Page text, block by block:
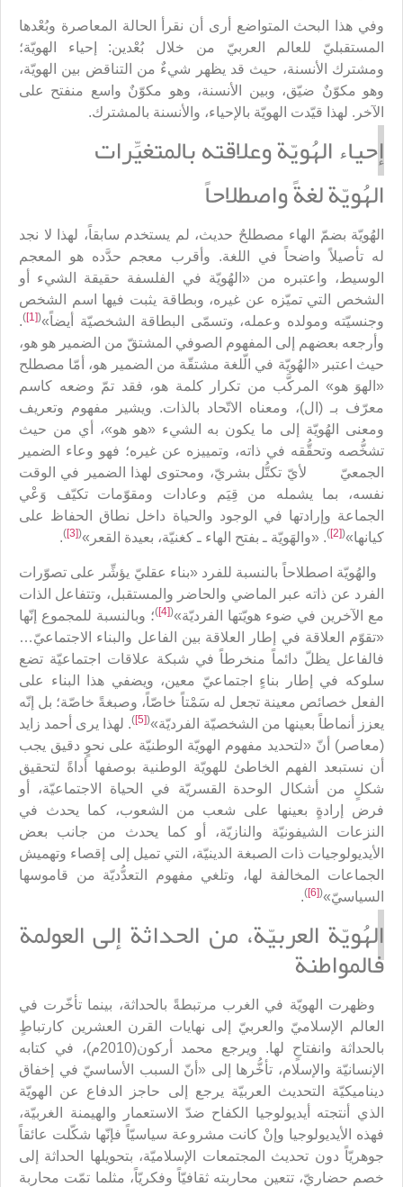
وفي هذا البحث المتواضع أرى أن نقرأ الحالة المعاصرة وبُعْدها
المستقبليّ للعالم العربيّ من خلال بُعْدين: إحياء الهويّة؛
ومشترك الأنسنة، حيث قد يظهر شيءٌ من التناقض بين الهويّة،
وهو مكوّنٌ ضيّق، وبين الأنسنة، وهو مكوّنٌ واسع منفتح على
الآخر. لهذا قيّدت الهويّة بالإحياء، والأنسنة بالمشترك.
إحياء الهُويّة وعلاقته بالمتغيِّرات
الهُويّة لغةً واصطلاحاً
الهُويّة بضمّ الهاء مصطلحٌ حديث، لم يستخدم سابقاً، لهذا لا نجد
له تأصيلاً واضحاً في اللغة. وأقرب معجم حدَّده هو المعجم
الوسيط، واعتبره من «الهُويّة في الفلسفة حقيقة الشيء أو
الشخص التي تميّزه عن غيره، وبطاقة يثبت فيها اسم الشخص
وجنسيّته ومولده وعمله، وتسمّى البطاقة الشخصيّة أيضاً»(
[1]
)
.
وأرجعه بعضهم إلى المفهوم الصوفي المشتقّ من الضمير هو هو،
حيث اعتبر «الهُويّة في الّلغة مشتقّة من الضمير هو، أمّا مصطلح
«الهوَ هو» المركَّب من تكرار كلمة هو، فقد تمّ وضعه كاسم
معرّف بـ (ال)، ومعناه الاتّحاد بالذات. ويشير مفهوم وتعريف
ومعنى الهُويّة إلى ما يكون به الشيء «هو هو»، أي من حيث
تشخُّصه وتحقُّقه في ذاته، وتمييزه عن غيره؛ فهو وعاء الضمير
الجمعيّ لأيّ تكتُّل بشريّ، ومحتوى لهذا الضمير في الوقت
نفسه، بما يشمله من قِيَم وعادات ومقوّمات تكيّف وَعْي
الجماعة وإرادتها في الوجود والحياة داخل نطاق الحفاظ على
كيانها»(
[2]
). «والهَويّة ـ بفتح الهاء ـ كغنيّة، بعيدة القعر»(
[3]
)
.
والهُويّة اصطلاحاً بالنسبة للفرد «بناء عقليّ يؤشِّر على تصوّرات
الفرد عن ذاته عبر الماضي والحاضر والمستقبل، وتتفاعل الذات
مع الآخرين في ضوء هويّتها الفرديّة»(
[4]
)؛ وبالنسبة للمجموع إنّها
«تقوّم العلاقة في إطار العلاقة بين الفاعل والبناء الاجتماعيّ…
فالفاعل يظلّ دائماً منخرطاً في شبكة علاقات اجتماعيّة تضع
سلوكه في إطار بناءٍ اجتماعيّ معين، ويضفي هذا البناء على
الفعل خصائص معينة تجعل له سَمْتاً خاصّاً، وصبغةً خاصّة؛ بل إنّه
يعزز أنماطاً بعينها من الشخصيّة الفرديّة»(
[5]
). لهذا يرى أحمد زايد
(معاصر) أنّ «لتحديد مفهوم الهويّة الوطنيّة على نحوٍ دقيق يجب
أن نستبعد الفهم الخاطئ للهويّة الوطنية بوصفها أداةً لتحقيق
شكلٍ من أشكال الوحدة القسريّة في الحياة الاجتماعيّة، أو
فرض إرادةٍ بعينها على شعب من الشعوب، كما يحدث في
النزعات الشيفونيّة والنازيّة، أو كما يحدث من جانب بعض
الأيديولوجيات ذات الصبغة الدينيّة، التي تميل إلى إقصاء وتهميش
الجماعات المخالفة لها، وتلغي مفهوم التعدُّديّة من قاموسها
السياسيّ»(
[6]
)
.
الهُويّة العربيّة، من الحداثة إلى العولمة
فالمواطنة
وظهرت الهويّة في الغرب مرتبطةً بالحداثة، بينما تأخّرت في
العالم الإسلاميّ والعربيّ إلى نهايات القرن العشرين كارتباطٍ
بالحداثة وانفتاحٍ لها. ويرجع محمد أركون(2010م)، في كتابه
الإنسانيّة والإسلام، تأخُّرها إلى «أنّ السبب الأساسيّ في إخفاق
ديناميكيّة التحديث العربيّة يرجع إلى حاجز الدفاع عن الهويّة
الذي أنتجته أيديولوجيا الكفاح ضدّ الاستعمار والهيمنة الغربيّة،
فهذه الأيديولوجيا وإنْ كانت مشروعة سياسيّاً فإنّها شكّلت عائقاً
جوهريّاً دون تحديث المجتمعات الإسلاميّة، بتحويلها الحداثة إلى
خصمٍ حضاريّ، تتعين محاربته ثقافيّاً وفكريّاً، مثلما تمّت محاربة